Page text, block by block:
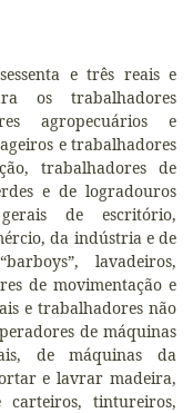
e três reais e
os trabalhadores
agropecuários e
e trabalhadores
trabalhadores de
e de logradouros
de escritório,
da indústria e de
lavadeiros,
de movimentação e
e trabalhadores não
de máquinas
de máquinas da
e lavrar madeira,
carteiros, tintureiros,